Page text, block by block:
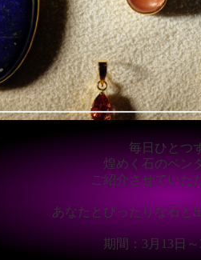
毎日ひとつ
煌めく石のペン
ご紹介させていた
あなたとぴったりな石と
期間：3月13日～